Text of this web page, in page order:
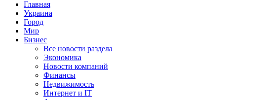
Главная
Украина
Город
Мир
Бизнес
Все новости раздела
Экономика
Новости компаний
Финансы
Недвижимость
Интернет и IT